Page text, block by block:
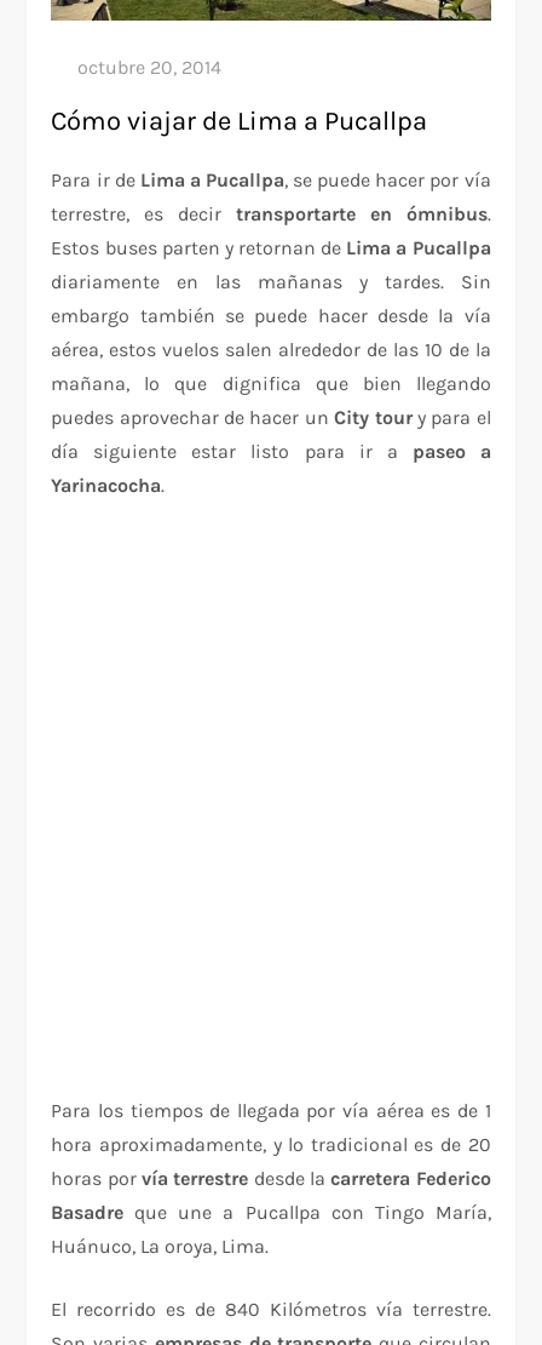
Cómo viajar de Lima a Pucallpa
Para ir de Lima a Pucallpa, se puede hacer por vía
terrestre, es decir transportarte en ómnibus.
Estos buses parten y retornan de Lima a Pucallpa
diariamente en las mañanas y tardes. Sin
embargo también se puede hacer desde la vía
aérea, estos vuelos salen alrededor de las 10 de la
mañana, lo que dignifica que bien llegando
puedes aprovechar de hacer unCity toury para el
día siguiente estar listo para ir a paseo a
Yarinacocha.
Para los tiempos de llegada por vía aérea es de 1
hora aproximadamente, y lo tradicional es de 20
horas porvía terrestre desde lacarretera Federico
Basadre que une a Pucallpa con Tingo María,
Huánuco, La oroya, Lima.
El recorrido es de 840 Kilómetros vía terrestre.